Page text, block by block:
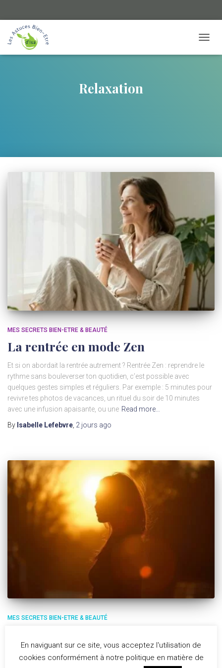
Relaxation
MES SECRETS BIEN-ETRE & BEAUTÉ
La rentrée en mode Zen
Et si on abordait la rentrée autrement ? Rentrée Zen : reprendre le
rythme sans bouleverser ton quotidien, c’est possible avec
quelques gestes simples et réguliers. Par exemple : 5 minutes pour
revivre tes photos de vacances, un rituel du soir de 10 minutes
avec une infusion apaisante, ou une Read more…
By Isabelle Lefebvre 2 jours ago
MES SECRETS BIEN-ETRE & BEAUTÉ
bien-être et sérénité
En naviguant sur ce site, vous acceptez l'utilisation de
cookies conformément à notre politique en matière de